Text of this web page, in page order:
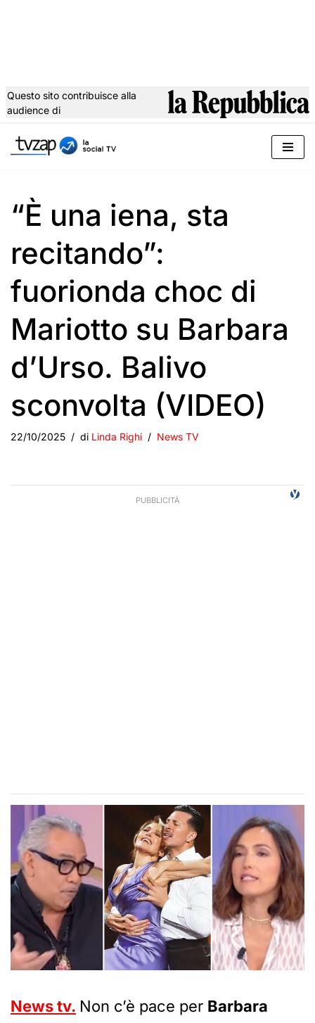
al
Questo sito contribuisce alla
audience di
“È una iena, sta
recitando”:
fuorionda choc di
Mariotto su Barbara
d’Urso. Balivo
sconvolta (VIDEO)
22/10/2025 di Linda Righi News TV
News tv. Non c’è pace per Barbara